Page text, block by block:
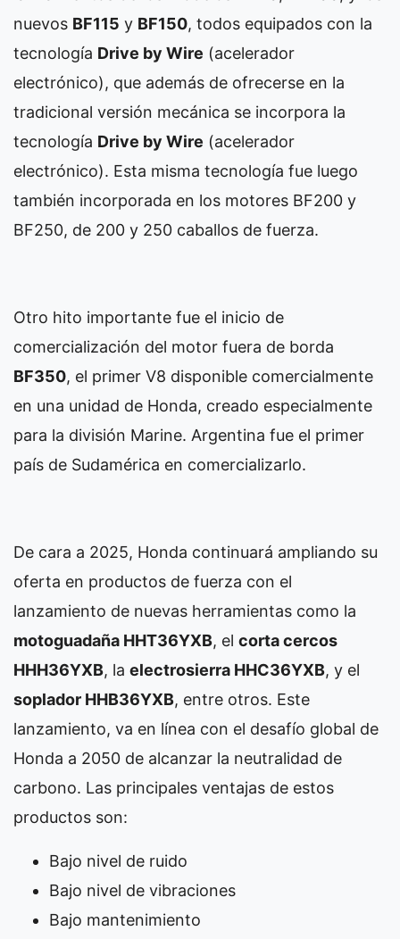
nuevos BF115 y BF150, todos equipados con la
tecnología Drive by Wire (acelerador
electrónico), que además de ofrecerse en la
tradicional versión mecánica se incorpora la
tecnología Drive by Wire (acelerador
electrónico). Esta misma tecnología fue luego
también incorporada en los motores BF200 y
BF250, de 200 y 250 caballos de fuerza.
Otro hito importante fue el inicio de
comercialización del motor fuera de borda
BF350, el primer V8 disponible comercialmente
en una unidad de Honda, creado especialmente
para la división Marine. Argentina fue el primer
país de Sudamérica en comercializarlo.
De cara a 2025, Honda continuará ampliando su
oferta en productos de fuerza con el
lanzamiento de nuevas herramientas como la
motoguadaña HHT36YXB, el corta cercos
HHH36YXB, la electrosierra HHC36YXB, y el
soplador HHB36YXB, entre otros. Este
lanzamiento, va en línea con el desafío global de
Honda a 2050 de alcanzar la neutralidad de
carbono. Las principales ventajas de estos
productos son:
Bajo nivel de ruido
Bajo nivel de vibraciones
Bajo mantenimiento